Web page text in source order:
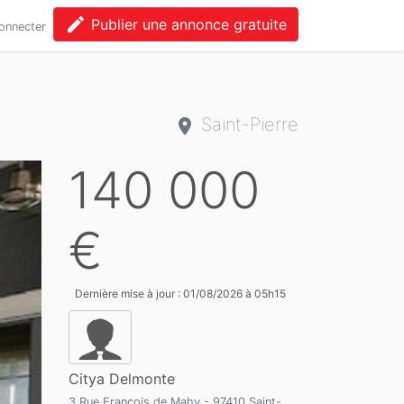
edit Publier une annonce gratuite
Saint-Pierre
140 000
€
Dernière mise à jour : 01/08/2026 à 05h15
Citya Delmonte